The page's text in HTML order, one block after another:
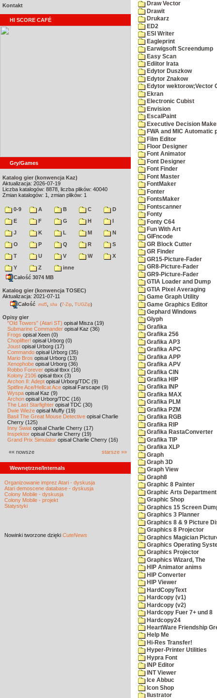
Kontakt
HI SCORE CAFÉ
Gry/Games
Katalog gier (konwencja Kaz)
Aktualizacja: 2026-07-19
Liczba katalogów: 8878, liczba plików: 40040
Zmian katalogów: 1, zmian plików: 1
0-9 A B C
D
E
F G H
I
J
K L M
N
O
P Q R
S
T
U V W
X
Y
Z
inne
Całość 3074 MB
Katalog gier (konwencja TOSEC)
Aktualizacja: 2021-07-11
Całość md5 sha (7-Zip TUGZip)
Opisy gier
"Old Towers" (Atari ST) opisał Misza (19)
Submarine Commander opisał Kaz (36)
Frogs opisał Xeen (0)
Choplifter! opisał Urborg (0)
Joust opisał Urborg (17)
Commando opisał Urborg (35)
Mario Bros opisał Urborg (13)
Xenophobe opisał Urborg (36)
Robbo Forever opisał tbxx (16)
Kolony 2106 opisał tbxx (3)
Archon II: Adept opisał Urborg/TDC (9)
Spitfire Ace/Hellcat Ace opisał Farscape (9)
Wyspa opisał Kaz (9)
Archon opisał Urborg/TDC (16)
The Last Starfighter opisał TDC (30)
Dwie Wieże opisał Muffy (19)
Basil The Great Mouse Detective opisał Charlie
Cherry (125)
Inny Świat opisał Charlie Cherry (17)
Inspektor opisał Charlie Cherry (19)
Grand Prix Simulator opisał Charlie Cherry (16)
«« nowsze starsze »»
Wewnętrzne/Internals
Organizowanie imprez Atari - dyskusja
Atari demoscene database - dyskusja
Colony Mobile - dyskusja
Colony Mobile - projekt
Statystyki
Nowinki tworzone dzięki CuteNews
Draw Vector
Drawit
Drukarz
ED2
ESI Writer
Eagleprint
Earwigsoft Screendump
Easy Scan
Ediitor Irata
Edytor Duszkow
Edytor Znakow
Edytor wektorow;Vector
Ekran
Electronic Cubist
Envision
EscalPaint
Executive Decision
FWA and MIC
Film Editor
Floor Designer
Font Animator
Font Designer
Font Finder
Font Master
FontMaker
Fonter
FontsMaker
Fontscanner
Fonty
Fonty C64
Fun With Art
GIFncode
GR Block Cutter
GR Finder
GR15-Picture-Fader
GR8-Picture-Fader
GR9-Picture-Fader
GTIA Loader and Dump
GTIA Pixel Averaging
Game Graph Utility
Game Graphics Editor
Gephard Windows
Glyph
Grafika
Grafika 256
Grafika AP3
Grafika APC
Grafika APP
Grafika APV
Grafika CIN
Grafika HIP
Grafika INP
Grafika MAX
Grafika PLM
Grafika PZM
Grafika RGB
Grafika RIP
Grafika RastaConverter
Grafika TIP
Grafika XLP
Graph
Graph 3D
Graph View
Graph8
Graphic 8 Painter
Graphic Arts Department
Graphic Shop
Graphics 15 Screen
Graphics 3 Planner
Graphics 8 & 9 Picture
Graphics 8 Projector
Graphics Magician
Graphics Operating
Graphics Projector
Graphics Wizard, The
HIP Animator anims
HIP Converter
HIP Viewer
HardCopyText
Hardcopy (v1)
Hardcopy (v2)
Hardcopy Fuer 7+ und 8
Hardcopy24
HeartWare Friendship
Help Me
Hi-Res Transfer!
Hyper-Printer Utilities
Hypra Font
INP Editor
INT Viewer
Ice Abbuc
Icon Shop
Ilustrator